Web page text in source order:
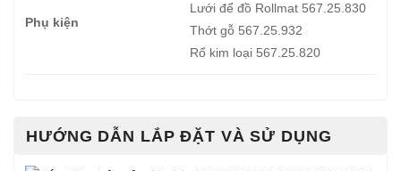
Phụ kiện
Lưới để đồ Rollmat 567.25.830
Thớt gỗ 567.25.932
Rổ kim loại 567.25.820
HƯỚNG DẪN LẮP ĐẶT VÀ SỬ DỤNG